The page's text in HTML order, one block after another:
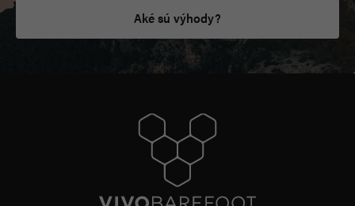
Aké sú výhody?